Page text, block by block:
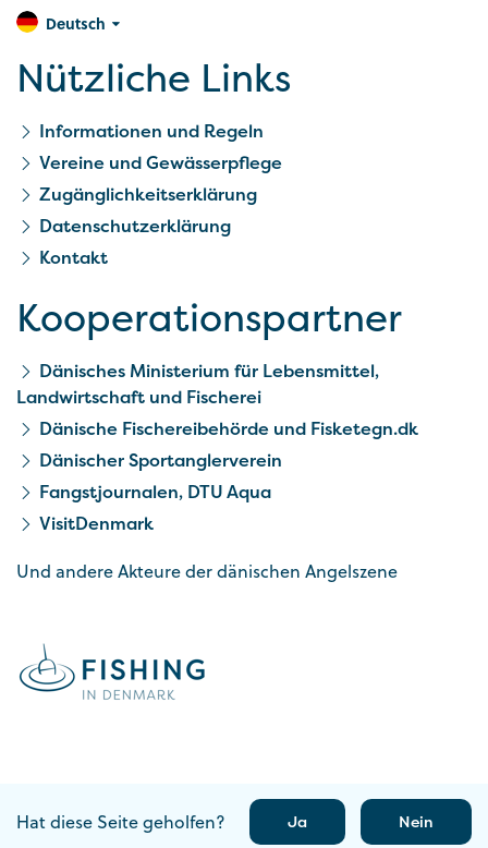
Deutsch
Nützliche Links
Informationen und Regeln
Vereine und Gewässerpflege
Zugänglichkeitserklärung
Datenschutzerklärung
Kontakt
Kooperationspartner
Dänisches Ministerium für Lebensmittel,
Landwirtschaft und Fischerei
Dänische Fischereibehörde und Fisketegn.dk
Dänischer Sportanglerverein
Fangstjournalen, DTU Aqua
VisitDenmark
Und andere Akteure der dänischen Angelszene
Hat diese Seite geholfen? Ja Nein